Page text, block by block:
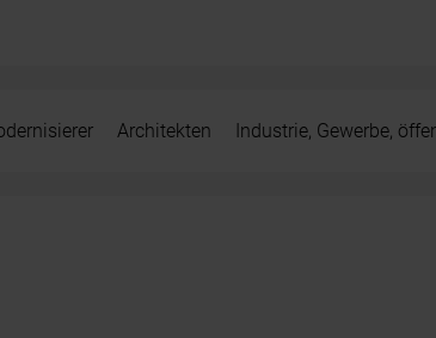
Architekten Industrie, Gewerbe,